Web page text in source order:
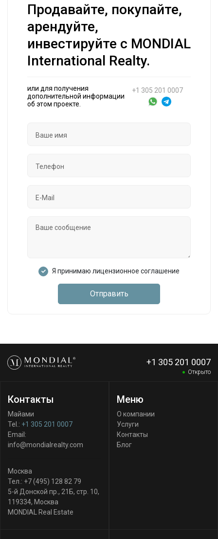
Продавайте, покупайте,
арендуйте,
инвестируйте с MONDIAL
International Realty.
или для получения
дополнительной информации
об этом проекте.
+1 305 201 0007
Я принимаю лицензионное соглашение
Отправить
+1 305 201 0007
Открыто
Контакты
Майами
Tel.: +1 305 201 0007
Email:
info@mondialrealty.com
Москва
Тел.: +7 (495) 128 82 79
5-й Донской пр., 21Б, стр. 10,
119334, Москва
MONDIAL Real Estate
Меню
О компании
Услуги
Контакты
Блог